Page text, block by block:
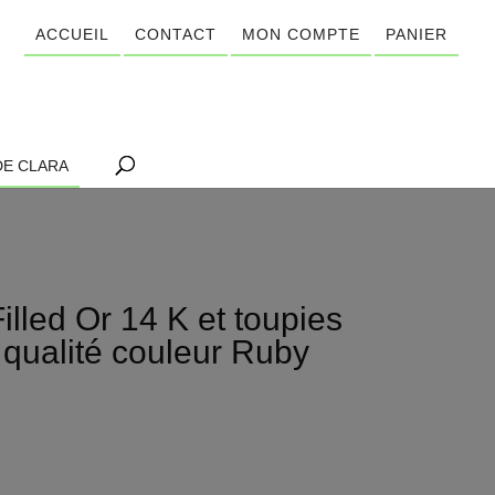
ACCUEIL CONTACT MON COMPTE PANIER
CLARA
Or 14 K et toupies
couleur Ruby